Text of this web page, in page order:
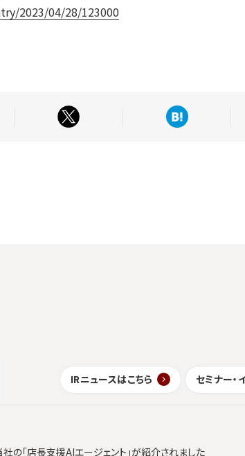
2023/04/28/123000
IRニュースはこちら セミナー・
の「店長支援AIエージェント」が紹介されました